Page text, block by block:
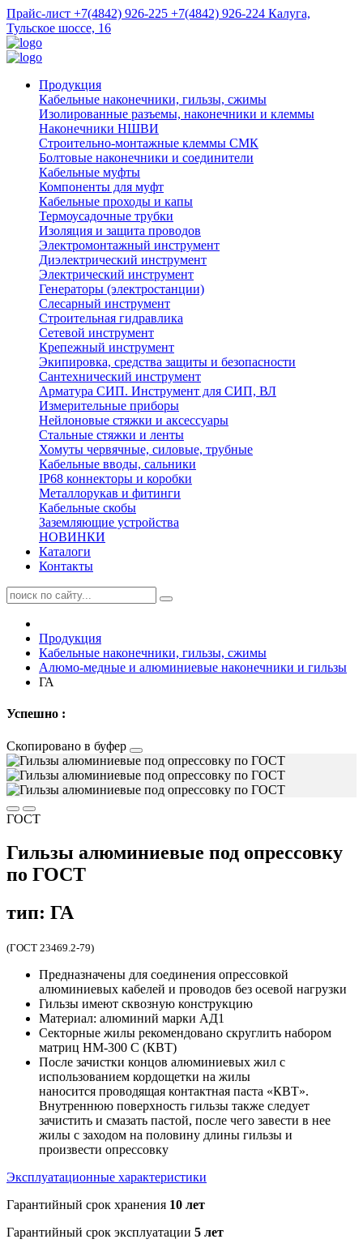
Прайс-лист +7(4842) 926-225 +7(4842) 926-224 Калуга,
Тульское шоссе, 16
Продукция
Кабельные наконечники, гильзы, сжимы
Изолированные разъемы, наконечники и клеммы
Наконечники НШВИ
Строительно-монтажные клеммы СМК
Болтовые наконечники и соединители
Кабельные муфты
Компоненты для муфт
Кабельные проходы и капы
Термоусадочные трубки
Изоляция и защита проводов
Электромонтажный инструмент
Диэлектрический инструмент
Электрический инструмент
Генераторы (электростанции)
Слесарный инструмент
Строительная гидравлика
Сетевой инструмент
Крепежный инструмент
Экипировка, средства защиты и безопасности
Сантехнический инструмент
Арматура СИП. Инструмент для СИП, ВЛ
Измерительные приборы
Нейлоновые стяжки и аксессуары
Стальные стяжки и ленты
Хомуты червячные, силовые, трубные
Кабельные вводы, сальники
IP68 коннекторы и коробки
Металлорукав и фитинги
Кабельные скобы
Заземляющие устройства
НОВИНКИ
Каталоги
Контакты
Продукция
Кабельные наконечники, гильзы, сжимы
Алюмо-медные и алюминиевые наконечники и гильзы
ГА
Успешно :
Скопировано в буфер
ГОСТ
Гильзы алюминиевые под опрессовку
по ГОСТ
тип: ГА
(ГОСТ 23469.2-79)
Пред­наз­на­че­ны для со­еди­не­ния опрессовкой
алюминиевых ка­бе­лей и про­во­дов без осевой нагрузки
Гильзы имеют сквозную конструкцию
Материал: алюминий мар­ки АД1
Секторные жилы рекомендовано скруглить набором
матриц НМ-300 С (КВТ)
После зачистки концов алюминиевых жил с
использованием кордощетки на жилы
наносится проводящая контактная паста «КВТ».
Внутреннюю поверхность гильзы также следует
зачистить и смазать пастой, после чего завести в нее
жилы с заходом на половину длины гильзы и
произвести опрессовку
Эксплуатационные характеристики
Гарантийный срок хранения 10 лет
Гарантийный срок эксплуатации 5 лет